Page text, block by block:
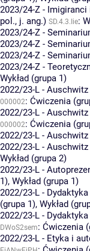
2023/24-Z -
pol., j. ang.) SD.4.3.Iie:
2023/24-Z -
2023/24-Z -
2023/24-Z -
2023/24-Z -
Wykład (grupa 1)
2022/23-L -
000002: Ćwiczenia
2022/23-L -
000002: Ćwiczenia
2022/23-L -
2022/23-L -
Wykład (grupa 2)
2022/23-L -
1), Wykład (grupa 1)
2022/23-L -
(grupa 1), Wykład
2022/23-L -
DWoS2sem: Ćwiczenia
2022/23-L - Etyka i